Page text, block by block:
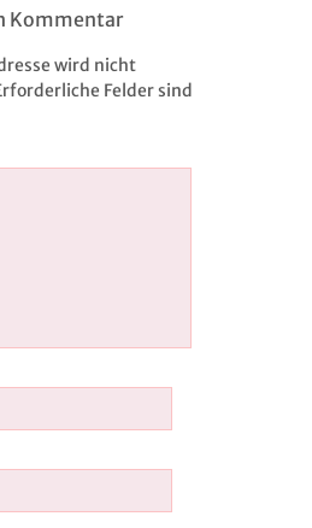
Kommentar
wird nicht
Felder sind